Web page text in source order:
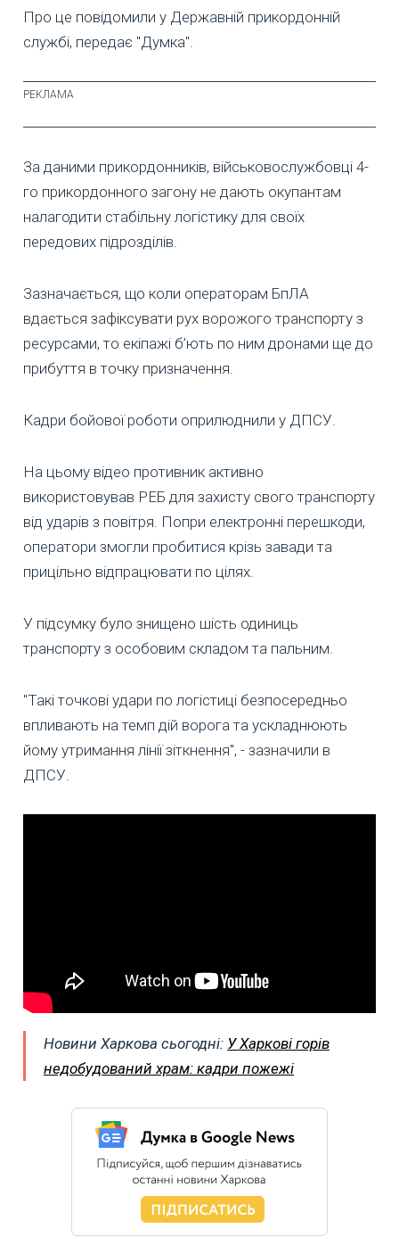
Про це повідомили у Державній прикордонній
службі, передає "Думка".
За даними прикордонників, військовослужбовці 4-
го прикордонного загону не дають окупантам
налагодити стабільну логістику для своїх
передових підрозділів.
Зазначається, що коли операторам БпЛА
вдається зафіксувати рух ворожого транспорту з
ресурсами, то екіпажі б’ють по ним дронами ще до
прибуття в точку призначення.
Кадри бойової роботи оприлюднили у ДПСУ.
На цьому відео противник активно
використовував РЕБ для захисту свого транспорту
від ударів з повітря. Попри електронні перешкоди,
оператори змогли пробитися крізь завади та
прицільно відпрацювати по цілях.
У підсумку було знищено шість одиниць
транспорту з особовим складом та пальним.
"Такі точкові удари по логістиці безпосередньо
впливають на темп дій ворога та ускладнюють
йому утримання лінії зіткнення", - зазначили в
ДПСУ.
Новини Харкова сьогодні: У Харкові горів
недобудований храм: кадри пожежі